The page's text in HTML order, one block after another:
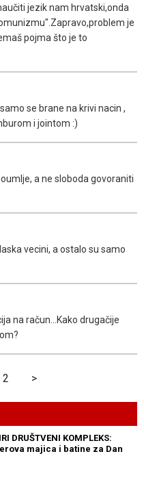
jezik nam hrvatski,onda
je
pojma što je to
se brane na krivi nacin ,
i jointom :)
a ne sloboda govoraniti
vecini, a ostalo su samo
na račun...Kako drugačije
2 >
DRUŠTVENI KOMPLEKS:
majica i batine za Dan